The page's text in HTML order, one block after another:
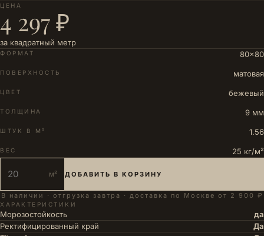
ЦЕНА
4 297 ₽
за квадратный метр
ФОРМАТ 80×80
ПОВЕРХНОСТЬ матовая
ЦВЕТ бежевый
ТОЛЩИНА 9 мм
ШТУК В М² 1.56
ВЕС 25 кг/м²
м² ДОБАВИТЬ В КОРЗИНУ
В наличии · отгрузка завтра · доставка по Москве от 2 900 ₽
ХАРАКТЕРИСТИКИ
Морозостойкость
да
Ректифицированный край
Да